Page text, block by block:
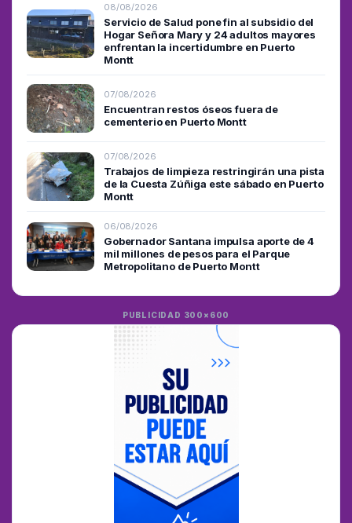
08/08/2026
Servicio de Salud pone fin al subsidio del
Hogar Señora Mary y 24 adultos mayores
enfrentan la incertidumbre en Puerto
Montt
07/08/2026
Encuentran restos óseos fuera de
cementerio en Puerto Montt
07/08/2026
Trabajos de limpieza restringirán una pista
de la Cuesta Zúñiga este sábado en Puerto
Montt
06/08/2026
Gobernador Santana impulsa aporte de 4
mil millones de pesos para el Parque
Metropolitano de Puerto Montt
PUBLICIDAD 300×600